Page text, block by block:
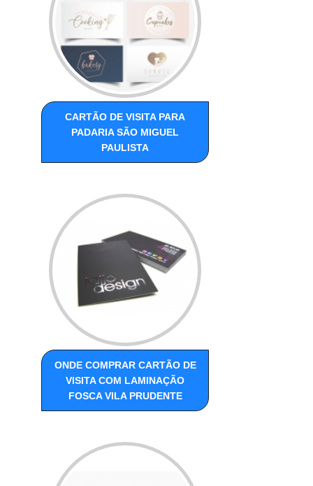
CARTÃO DE VISITA PARA
PADARIA SÃO MIGUEL
PAULISTA
ONDE COMPRAR CARTÃO DE
VISITA COM LAMINAÇÃO
FOSCA VILA PRUDENTE